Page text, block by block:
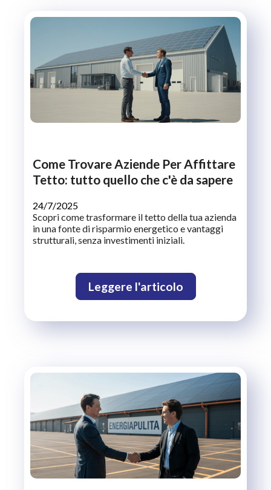
Come Trovare Aziende Per Affittare
Tetto: tutto quello che c'è da sapere
24/7/2025
Scopri come trasformare il tetto della tua azienda
in una fonte di risparmio energetico e vantaggi
strutturali, senza investimenti iniziali.
Leggere l'articolo